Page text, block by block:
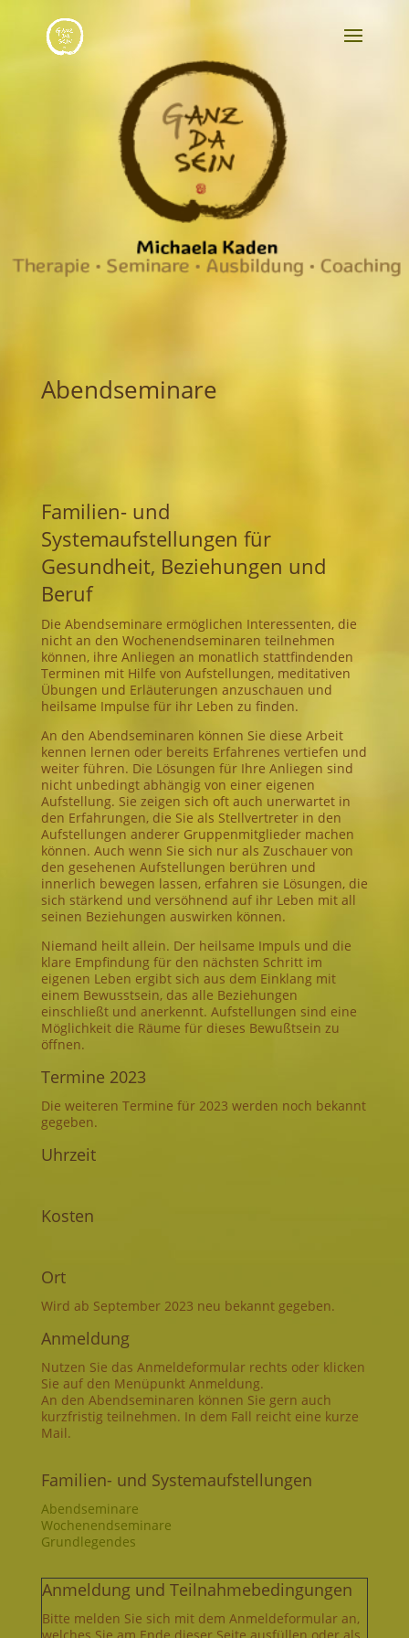
Abendseminare
Familien- und
Systemaufstellungen für
Gesundheit, Beziehungen und
Beruf
Die Abendseminare ermöglichen Interessenten, die
nicht an den Wochenendseminaren teilnehmen
können, ihre Anliegen an monatlich stattfindenden
Terminen mit Hilfe von Aufstellungen, meditativen
Übungen und Erläuterungen anzuschauen und
heilsame Impulse für ihr Leben zu finden.
An den Abendseminaren können Sie diese Arbeit
kennen lernen oder bereits Erfahrenes vertiefen und
weiter führen. Die Lösungen für Ihre Anliegen sind
nicht unbedingt abhängig von einer eigenen
Aufstellung. Sie zeigen sich oft auch unerwartet in
den Erfahrungen, die Sie als Stellvertreter in den
Aufstellungen anderer Gruppenmitglieder machen
können. Auch wenn Sie sich nur als Zuschauer von
den gesehenen Aufstellungen berühren und
innerlich bewegen lassen, erfahren sie Lösungen, die
sich stärkend und versöhnend auf ihr Leben mit all
seinen Beziehungen auswirken können.
Niemand heilt allein. Der heilsame Impuls und die
klare Empfindung für den nächsten Schritt im
eigenen Leben ergibt sich aus dem Einklang mit
einem Bewusstsein, das alle Beziehungen
einschließt und anerkennt. Aufstellungen sind eine
Möglichkeit die Räume für dieses Bewußtsein zu
öffnen.
Termine 2023
Die weiteren Termine für 2023 werden noch bekannt
gegeben.
Uhrzeit
Kosten
Ort
Wird ab September 2023 neu bekannt gegeben.
Anmeldung
Nutzen Sie das Anmeldeformular rechts oder klicken
Sie auf den Menüpunkt Anmeldung.
An den Abendseminaren können Sie gern auch
kurzfristig teilnehmen. In dem Fall reicht eine kurze
Mail.
Familien- und Systemaufstellungen
Abendseminare
Wochenendseminare
Grundlegendes
Anmeldung und Teilnahmebedingungen
Bitte melden Sie sich mit dem Anmeldeformular an,